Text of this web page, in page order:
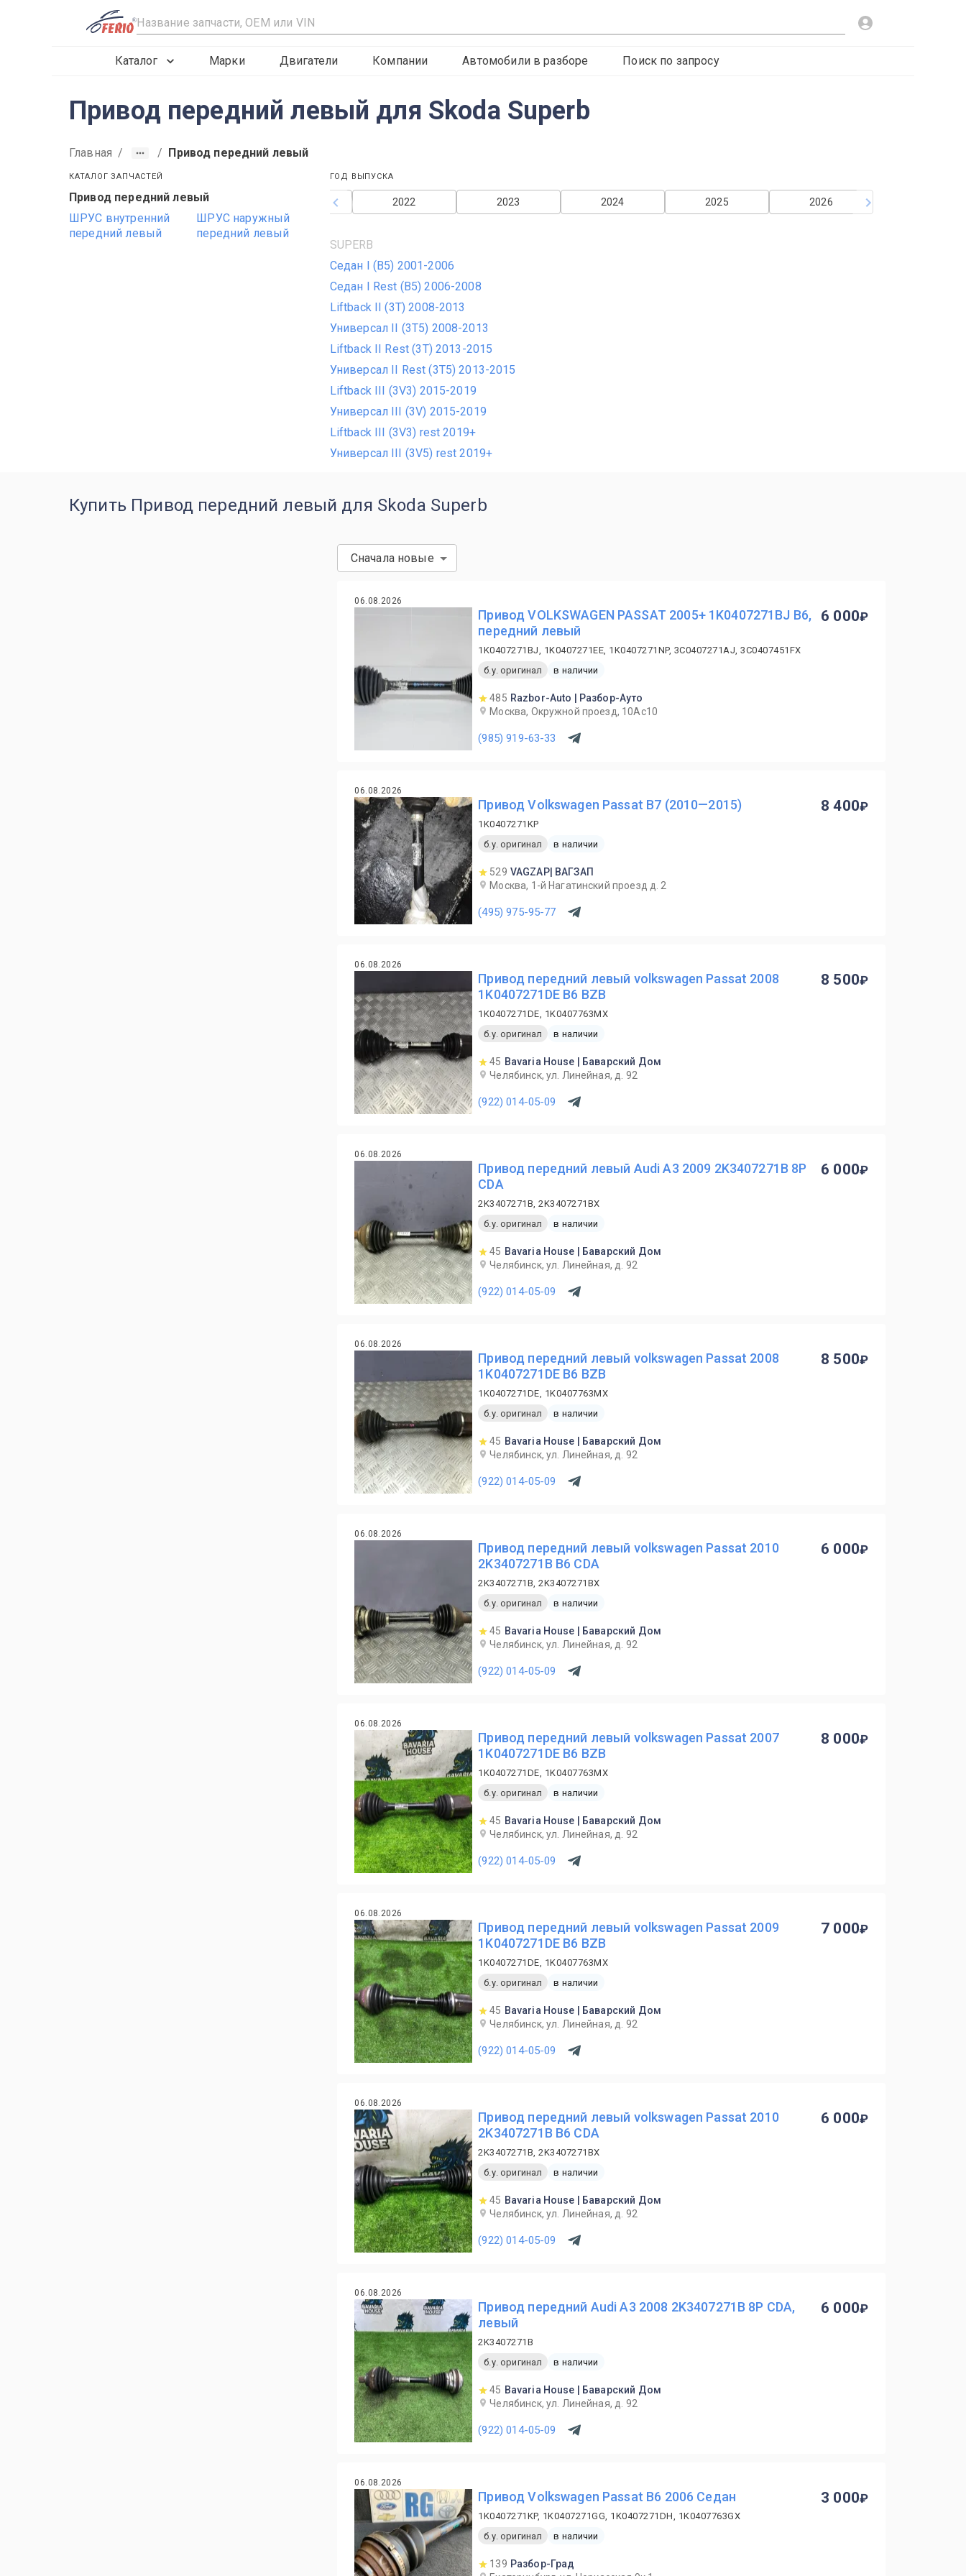
R
Каталог Марки Двигатели Компании Автомобили в разборе Поиск по запросу
Привод передний левый для Skoda Superb
Главная / / Привод передний левый
КАТАЛОГ ЗАПЧАСТЕЙ
Привод передний левый
ШРУС внутренний
передний левый
ШРУС наружный
передний левый
ГОД ВЫПУСКА
2026
2025
2024
2023
2022
2020
2019
SUPERB
Седан I (B5) 2001-2006
Седан I Rest (B5) 2006-2008
Liftback II (3T) 2008-2013
Универсал II (3T5) 2008-2013
Liftback II Rest (3T) 2013-2015
Универсал II Rest (3T5) 2013-2015
Liftback III (3V3) 2015-2019
Универсал III (3V) 2015-2019
Liftback III (3V3) rest 2019+
Универсал III (3V5) rest 2019+
Купить Привод передний левый для Skoda Superb
Сначала новые
06.08.2026
Привод VOLKSWAGEN PASSAT 2005+ 1K0407271BJ B6,
передний левый
1K0407271BJ, 1K0407271EE, 1K0407271NP, 3C0407271AJ, 3C0407451FX
б.у. оригинал
в наличии
485 Razbor-Auto | Разбор-Ауто
Москва, Окружной проезд, 10Ас10
(985) 919-63-33
6 000
06.08.2026
Привод Volkswagen Passat B7 (2010—2015)
1K0407271KP
б.у. оригинал
в наличии
529 VAGZAP| ВАГЗАП
Москва, 1-й Нагатинский проезд д. 2
(495) 975-95-77
8 400
06.08.2026
Привод передний левый volkswagen Passat 2008
1K0407271DE B6 BZB
1K0407271DE, 1K0407763MX
б.у. оригинал
в наличии
45 Bavaria House | Баварский Дом
Челябинск, ул. Линейная, д. 92
(922) 014-05-09
8 500
06.08.2026
Привод передний левый Audi A3 2009 2K3407271B 8P
CDA
2K3407271B, 2K3407271BX
б.у. оригинал
в наличии
45 Bavaria House | Баварский Дом
Челябинск, ул. Линейная, д. 92
(922) 014-05-09
6 000
06.08.2026
Привод передний левый volkswagen Passat 2008
1K0407271DE B6 BZB
1K0407271DE, 1K0407763MX
б.у. оригинал
в наличии
45 Bavaria House | Баварский Дом
Челябинск, ул. Линейная, д. 92
(922) 014-05-09
8 500
06.08.2026
Привод передний левый volkswagen Passat 2010
2K3407271B B6 CDA
2K3407271B, 2K3407271BX
б.у. оригинал
в наличии
45 Bavaria House | Баварский Дом
Челябинск, ул. Линейная, д. 92
(922) 014-05-09
6 000
06.08.2026
Привод передний левый volkswagen Passat 2007
1K0407271DE B6 BZB
1K0407271DE, 1K0407763MX
б.у. оригинал
в наличии
45 Bavaria House | Баварский Дом
Челябинск, ул. Линейная, д. 92
(922) 014-05-09
8 000
06.08.2026
Привод передний левый volkswagen Passat 2009
1K0407271DE B6 BZB
1K0407271DE, 1K0407763MX
б.у. оригинал
в наличии
45 Bavaria House | Баварский Дом
Челябинск, ул. Линейная, д. 92
(922) 014-05-09
7 000
06.08.2026
Привод передний левый volkswagen Passat 2010
2K3407271B B6 CDA
2K3407271B, 2K3407271BX
б.у. оригинал
в наличии
45 Bavaria House | Баварский Дом
Челябинск, ул. Линейная, д. 92
(922) 014-05-09
6 000
06.08.2026
Привод передний Audi A3 2008 2K3407271B 8P CDA,
левый
2K3407271B
б.у. оригинал
в наличии
45 Bavaria House | Баварский Дом
Челябинск, ул. Линейная, д. 92
(922) 014-05-09
6 000
06.08.2026
Привод Volkswagen Passat B6 2006 Седан
1K0407271KP, 1K0407271GG, 1K0407271DH, 1K0407763GX
б.у. оригинал
в наличии
139 Разбор-Град
3 000